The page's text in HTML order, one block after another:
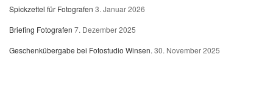
Spickzettel für Fotografen 3. Januar 2026
Briefing Fotografen 7. Dezember 2025
Geschenkübergabe bei Fotostudio Winsen. 30. November 2025